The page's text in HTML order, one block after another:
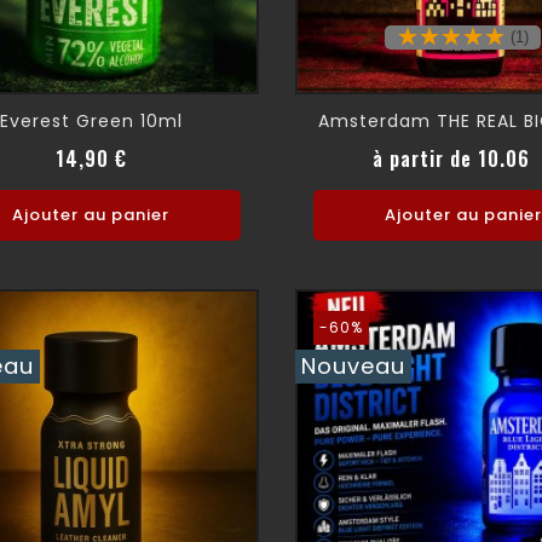
Everest Green 10ml
14,90 €Prix
Ajouter au panier
(1)
Amsterdam THE REAL
à partir de 10.06
Ajouter au panier
-60%
Nouveau